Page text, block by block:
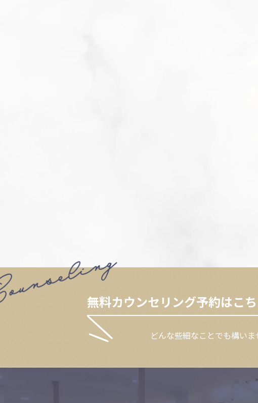
無料カウンセリング予約はこち
どんな些細なことでも構いま